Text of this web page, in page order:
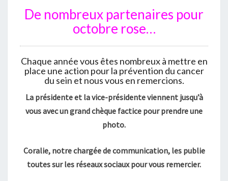
E
N
P
A
R
T
E
N
A
R
E
De nombreux partenaires pour
octobre rose…
Chaque année vous êtes nombreux à mettre en
place une action pour la prévention du cancer
du sein et nous vous en remercions.
La présidente et la vice-présidente viennent jusqu’à
vous avec un grand chèque factice pour prendre une
photo.
Coralie, notre chargée de communication, les publie
toutes sur les réseaux sociaux pour vous remercier.